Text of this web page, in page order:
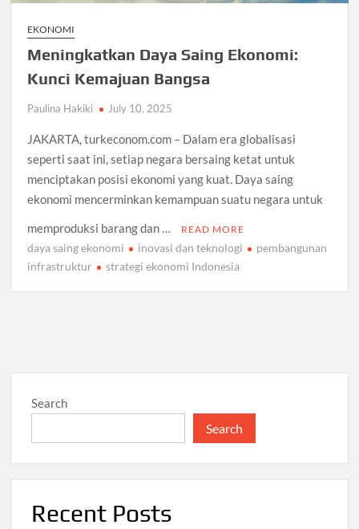
EKONOMI
Meningkatkan Daya Saing Ekonomi:
Kunci Kemajuan Bangsa
Paulina Hakiki July 10, 2025
JAKARTA, turkeconom.com – Dalam era globalisasi
seperti saat ini, setiap negara bersaing ketat untuk
menciptakan posisi ekonomi yang kuat. Daya saing
ekonomi mencerminkan kemampuan suatu negara untuk
memproduksi barang dan …
READ MORE
daya saing ekonomi inovasi dan teknologi
pembangunan
infrastruktur
strategi ekonomi Indonesia
Search
Search
Recent Posts